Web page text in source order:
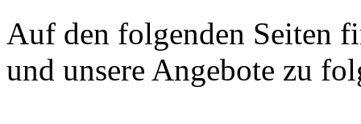
Auf den folgenden Seiten
und unsere Angebote zu